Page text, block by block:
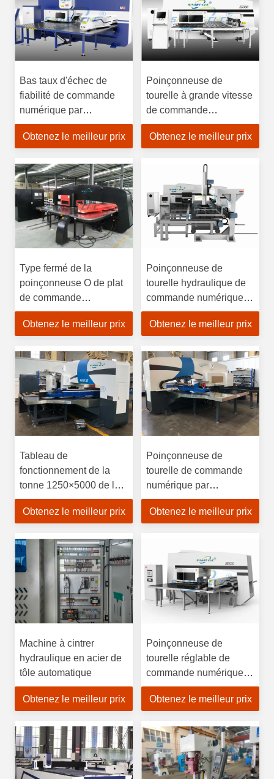
Bas taux d'échec de
fiabilité de commande
numérique par
ordinateur de tourelle de
station élevée de la
Obtenez le meilleur prix
Poinçonneuse de
tourelle à grande vitesse
de commande
numérique par
ordinateur, presse de
tourelle de commande
numérique par
ordinateur
Obtenez le meilleur prix
Type fermé de la
poinçonneuse O de plat
de commande
numérique par
ordinateur de structure
stabilité
Obtenez le meilleur prix
Poinçonneuse de
tourelle hydraulique de
commande numérique
par ordinateur,
poinçonneuse de trou
automatique
Obtenez le meilleur prix
Tableau de
fonctionnement de la
tonne 1250×5000 de la
poinçonneuse 20 de
tourelle de commande
ordinateur d'industrie de
Cabinet
Obtenez le meilleur prix
Poinçonneuse de
tourelle de commande
numérique par
ordinateur de 16 stations
30 tonnes de favorable à
Obtenez le meilleur prix
Machine à cintrer
hydraulique en acier de
tôle automatique
Obtenez le meilleur prix
Poinçonneuse de
tourelle réglable de
commande numérique
par ordinateur de
vitesse, poinçonneuse
Obtenez le meilleur prix